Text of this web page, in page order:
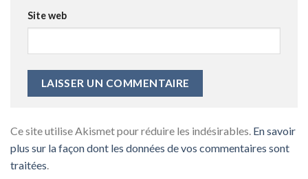
Site web
Ce site utilise Akismet pour réduire les indésirables. En savoir
plus sur la façon dont les données de vos commentaires sont
traitées